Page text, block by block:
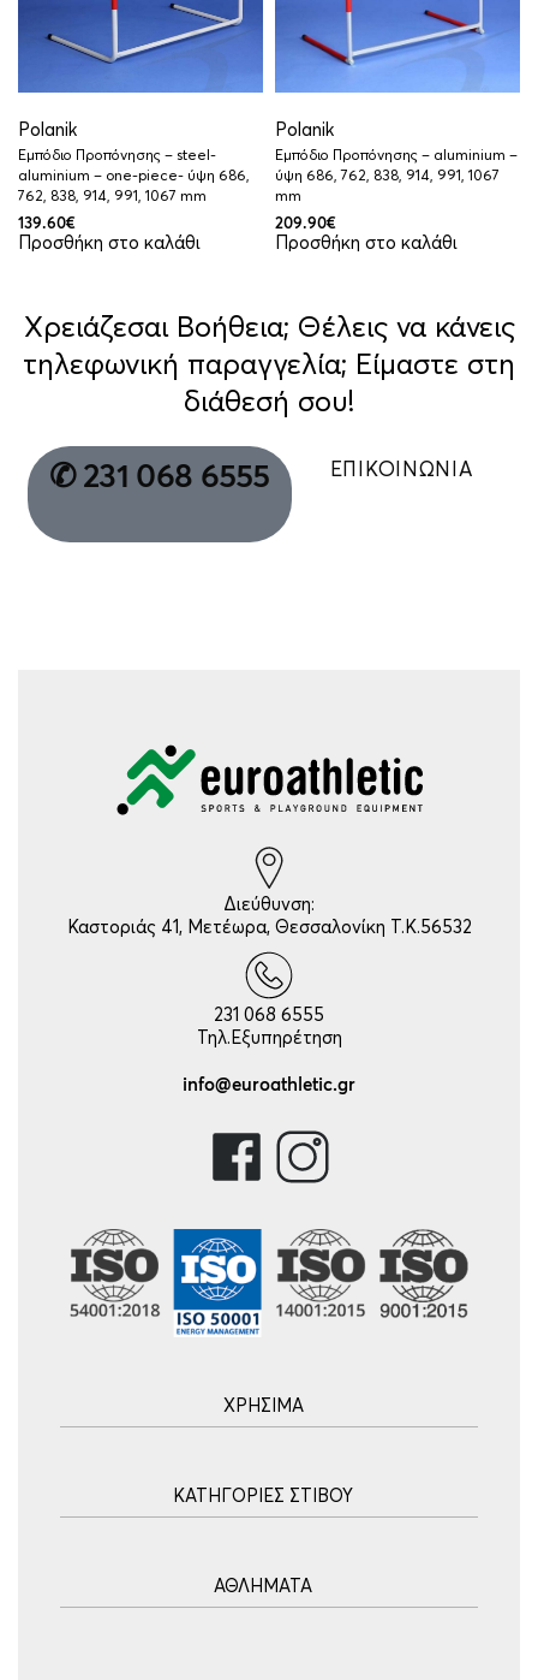
Polanik
Εμπόδιο Προπόνησης – steel-
aluminium – one-piece- ύψη 686,
762, 838, 914, 991, 1067 mm
139.60€
Προσθήκη στο καλάθι
Polanik
Εμπόδιο Προπόνησης – aluminium –
ύψη 686, 762, 838, 914, 991, 1067
mm
209.90€
Προσθήκη στο καλάθι
Χρειάζεσαι Βοήθεια; Θέλεις να κάνεις
τηλεφωνική παραγγελία; Είμαστε στη
διάθεσή σου!
✆ 231 068 6555 ΕΠΙΚΟΙΝΩΝΙΑ
Διεύθυνση:
Καστοριάς 41, Μετέωρα, Θεσσαλονίκη Τ.Κ.56532
231 068 6555
Τηλ.Εξυπηρέτηση
info@euroathletic.gr
ΧΡΗΣΙΜΑ
Blog
Τρόποι Πληρωμής
ΚΑΤΗΓΟΡΙΕΣ ΣΤΙΒΟΥ
Σφυροβολία
ΑΘΛΗΜΑΤΑ